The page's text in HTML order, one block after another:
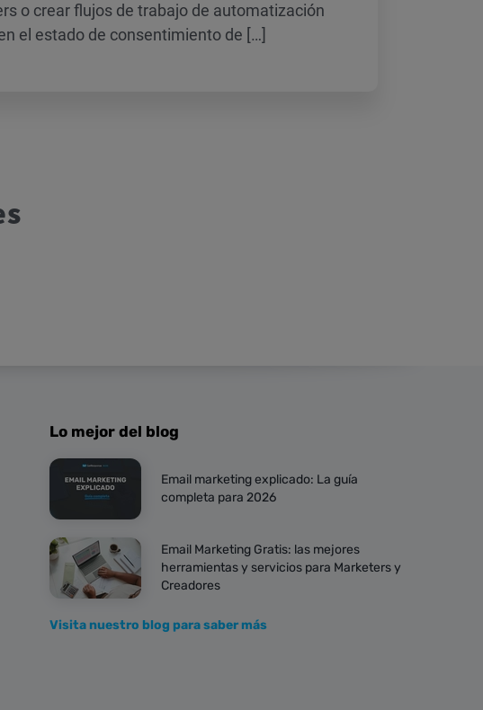
o crear flujos de trabajo de automatización
el estado de consentimiento de […]
Lo mejor del blog
Email marketing explicado: La guía
completa para 2026
Email Marketing Gratis: las mejores
herramientas y servicios para Marketers y
Creadores
Visita nuestro blog para saber más